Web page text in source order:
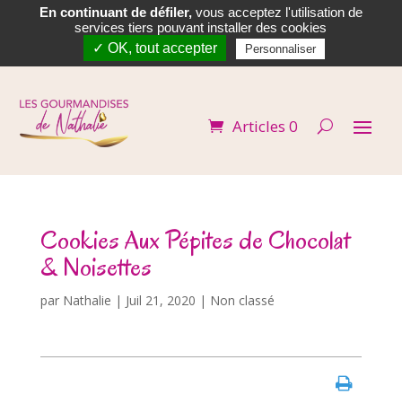
 
Articles 0
Cookies Aux Pépites de Chocolat
& Noisettes
par Nathalie | Juil 21, 2020 | Non classé
En continuant de défiler,vous acceptez l'utilisation de
services tiers pouvant installer des cookies
✓ OK, tout accepter
Personnaliser